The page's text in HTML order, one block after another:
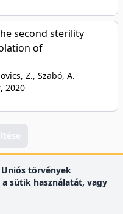
second sterility
of
Z., Szabó, A.
, 2020
Uniós törvények
sütik használatát, vagy